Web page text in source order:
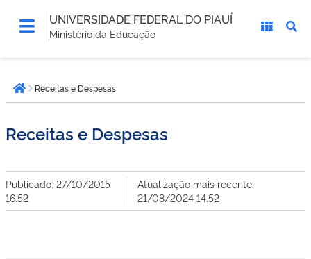
UNIVERSIDADE FEDERAL DO PIAUÍ
Ministério da Educação
está
aqui:Página inicial
Receitas e Despesas
Receitas e Despesas
Publicado: 27/10/2015
16:52
Atualização mais recente:
21/08/2024 14:52